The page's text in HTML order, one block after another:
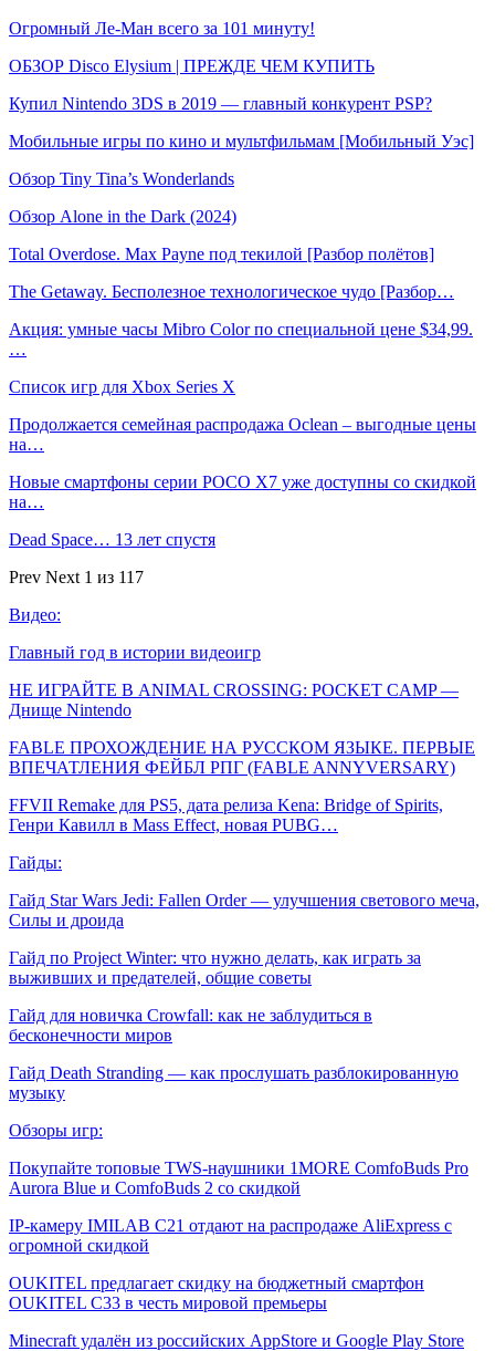
Огромный Ле-Ман всего за 101 минуту!
ОБЗОР Disco Elysium | ПРЕЖДЕ ЧЕМ КУПИТЬ
Купил Nintendo 3DS в 2019 — главный конкурент PSP?
Мобильные игры по кино и мультфильмам [Мобильный Уэс]
Обзор Tiny Tina’s Wonderlands
Обзор Alone in the Dark (2024)
Total Overdose. Max Payne под текилой [Разбор полётов]
The Getaway. Бесполезное технологическое чудо [Разбор…
Акция: умные часы Mibro Color по специальной цене $34,99.
…
Список игр для Xbox Series X
Продолжается семейная распродажа Oclean – выгодные цены
на…
Новые смартфоны серии POCO X7 уже доступны со скидкой
на…
Dead Space… 13 лет спустя
Prev Next 1 из 117
Видео:
Главный год в истории видеоигр
НЕ ИГРАЙТЕ В ANIMAL CROSSING: POCKET CAMP —
Днище Nintendo
FABLE ПРОХОЖДЕНИЕ НА РУССКОМ ЯЗЫКЕ. ПЕРВЫЕ
ВПЕЧАТЛЕНИЯ ФЕЙБЛ РПГ (FABLE ANNYVERSARY)
FFVII Remake для PS5, дата релиза Kena: Bridge of Spirits,
Генри Кавилл в Mass Effect, новая PUBG…
Гайды:
Гайд Star Wars Jedi: Fallen Order — улучшения светового меча,
Силы и дроида
Гайд по Project Winter: что нужно делать, как играть за
выживших и предателей, общие советы
Гайд для новичка Crowfall: как не заблудиться в
бесконечности миров
Гайд Death Stranding — как прослушать разблокированную
музыку
Обзоры игр:
Покупайте топовые TWS-наушники 1MORE ComfoBuds Pro
Aurora Blue и ComfoBuds 2 со скидкой
IP-камеру IMILAB C21 отдают на распродаже AliExpress с
огромной скидкой
OUKITEL предлагает скидку на бюджетный смартфон
OUKITEL C33 в честь мировой премьеры
Minecraft удалён из российских AppStore и Google Play Store